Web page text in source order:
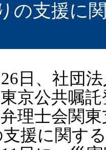
の支援に
日、社団
京公共嘱
理士会関
援に関す